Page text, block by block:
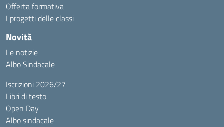
Offerta formativa
I progetti delle classi
Novità
Le notizie
Albo Sindacale
Iscrizioni 2026/27
Libri di testo
Open Day
Albo sindacale